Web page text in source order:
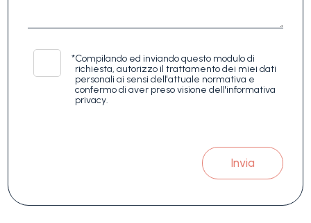
*Compilando ed inviando questo modulo di
richiesta, autorizzo il trattamento dei miei dati
personali ai sensi dell'attuale normativa e
confermo di aver preso visione dell'informativa
privacy.
Invia